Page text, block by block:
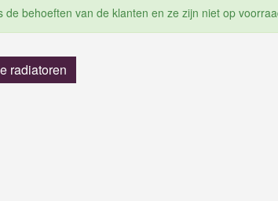
behoeften van de klanten en ze zijn niet op
radiatoren